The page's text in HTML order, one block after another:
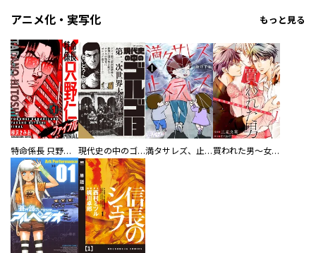
アニメ化・実写化 もっと見る
特命係長 只野仁ファイナル 愛蔵版 現代史の中のゴルゴ13 満タサレズ、止メラレズ 買われた男～女性限定快感セラピスト～【描き下ろしおまけ付き特装版】